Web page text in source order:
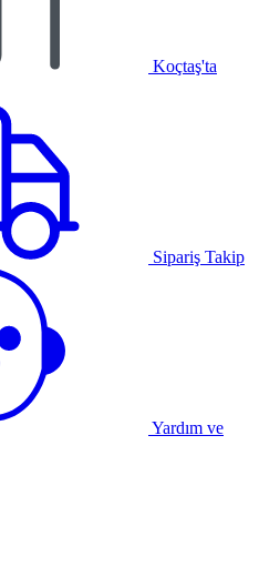
Koçtaş'ta
Sipariş Takip
Yardım ve